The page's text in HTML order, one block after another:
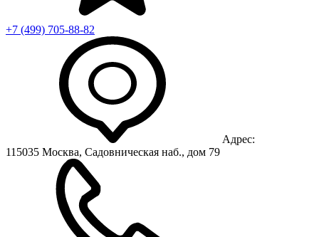
+7 (499) 705-88-82
Адрес:
115035 Москва, Садовническая наб., дом 79